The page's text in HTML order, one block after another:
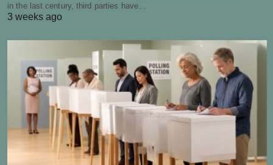
in the last century, third parties have…
3 weeks ago